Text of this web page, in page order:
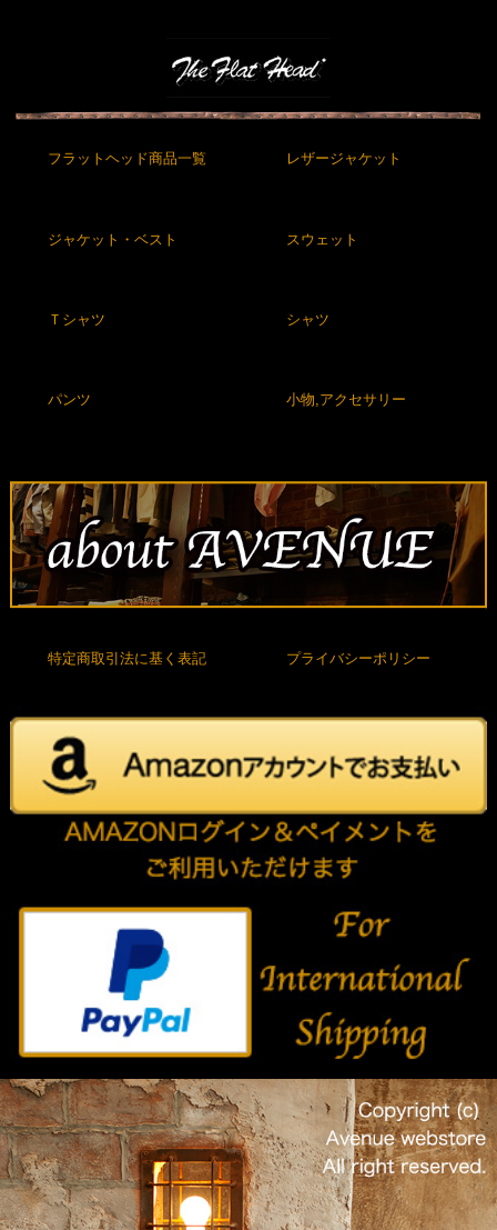
フラットヘッド商品一覧 レザージャケット
ジャケット・ベスト スウェット
Ｔシャツ シャツ
パンツ 小物,アクセサリー
特定商取引法に基く表記 プライバシーポリシー